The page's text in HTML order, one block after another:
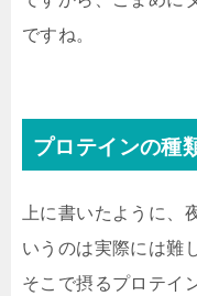
ですね。
プロテインの種
上に書いたように、
いうのは実際には難
そこで摂るプロテイ